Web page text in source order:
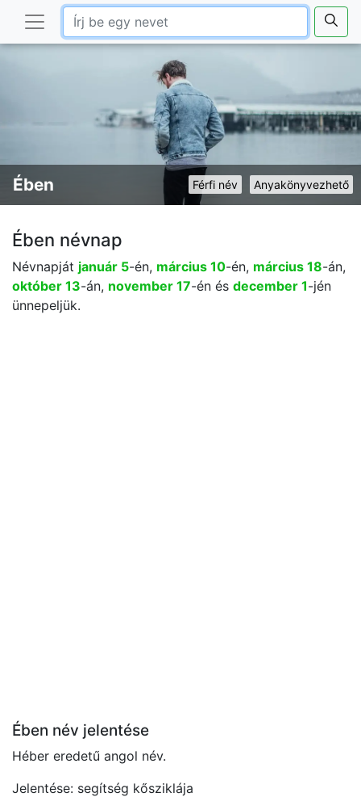
Anyakönyvezhető
Férfi név
Ében
Ében névnap
Névnapját január 5-én, március 10-én, március 18-án,
október 13-án, november 17-én és december 1-jén
ünnepeljük.
Ében név jelentése
Héber eredetű angol név.
Jelentése: segítség kősziklája